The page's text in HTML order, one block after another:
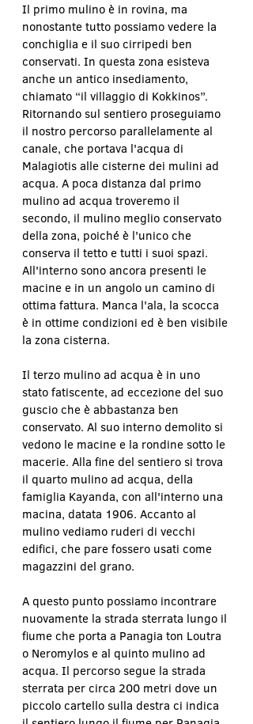
Il primo mulino è in rovina, ma
nonostante tutto possiamo vedere la
conchiglia e il suo cirripedi ben
conservati. In questa zona esisteva
anche un antico insediamento,
chiamato “il villaggio di Kokkinos”.
Ritornando sul sentiero proseguiamo
il nostro percorso parallelamente al
canale, che portava l'acqua di
Malagiotis alle cisterne dei mulini ad
acqua. A poca distanza dal primo
mulino ad acqua troveremo il
secondo, il mulino meglio conservato
della zona, poiché è l'unico che
conserva il tetto e tutti i suoi spazi.
All'interno sono ancora presenti le
macine e in un angolo un camino di
ottima fattura. Manca l'ala, la scocca
è in ottime condizioni ed è ben visibile
la zona cisterna.
Il terzo mulino ad acqua è in uno
stato fatiscente, ad eccezione del suo
guscio che è abbastanza ben
conservato. Al suo interno demolito si
vedono le macine e la rondine sotto le
macerie. Alla fine del sentiero si trova
il quarto mulino ad acqua, della
famiglia Kayanda, con all'interno una
macina, datata 1906. Accanto al
mulino vediamo ruderi di vecchi
edifici, che pare fossero usati come
magazzini del grano.
A questo punto possiamo incontrare
nuovamente la strada sterrata lungo il
fiume che porta a Panagia ton Loutra
o Neromylos e al quinto mulino ad
acqua. Il percorso segue la strada
sterrata per circa 200 metri dove un
piccolo cartello sulla destra ci indica